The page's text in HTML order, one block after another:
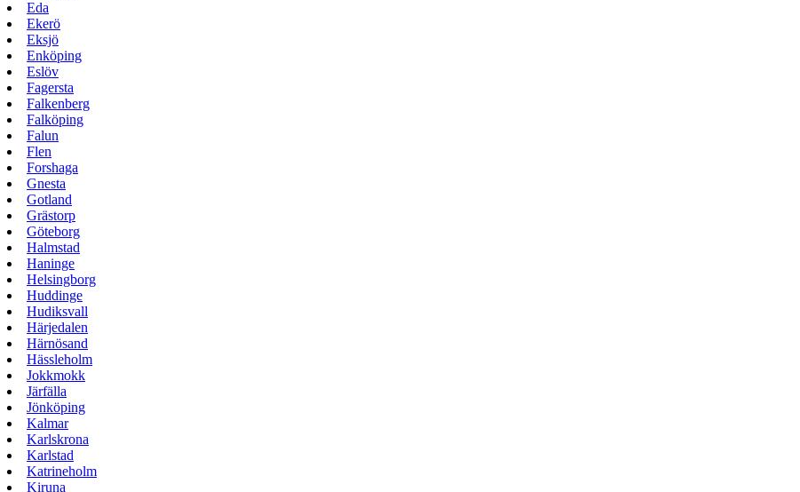
Eda
Ekerö
Eksjö
Enköping
Eslöv
Fagersta
Falkenberg
Falköping
Falun
Flen
Forshaga
Gnesta
Gotland
Grästorp
Göteborg
Halmstad
Haninge
Helsingborg
Huddinge
Hudiksvall
Härjedalen
Härnösand
Hässleholm
Jokkmokk
Järfälla
Jönköping
Kalmar
Karlskrona
Karlstad
Katrineholm
Kiruna